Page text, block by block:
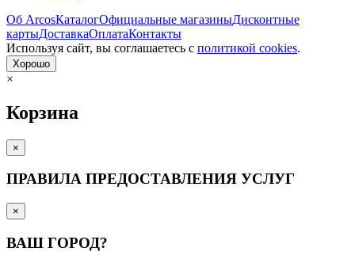
Об ArcosКаталогОфициальные магазиныДисконтные
картыДоставкаОплатаКонтакты
Используя сайт, вы согла­шаетесь с политикой cookies.
Хорошо
×
Корзина
×
ПРАВИЛА ПРЕДОСТАВЛЕНИЯ УСЛУГ
×
ВАШ ГОРОД?